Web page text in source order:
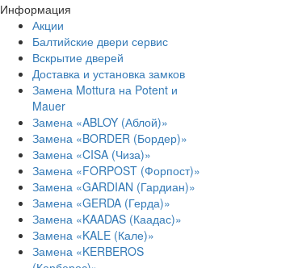
Информация
Акции
Балтийские двери сервис
Вскрытие дверей
Доставка и установка замков
Замена Mottura на Potent и
Mauer
Замена «ABLOY (Аблой)»
Замена «BORDER (Бордер)»
Замена «CISA (Чиза)»
Замена «FORPOST (Форпост)»
Замена «GARDIAN (Гардиан)»
Замена «GERDA (Герда)»
Замена «KAADAS (Каадас)»
Замена «KALE (Кале)»
Замена «KERBEROS